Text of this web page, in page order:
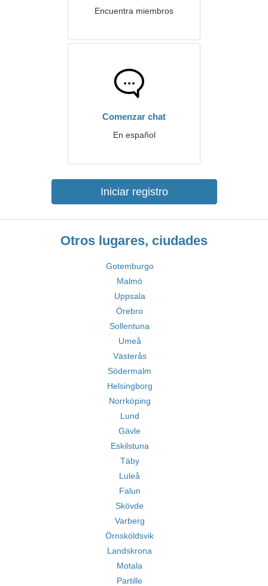
Encuentra miembros
Comenzar chat
En español
Iniciar registro
Otros lugares, ciudades
Gotemburgo
Malmö
Uppsala
Örebro
Sollentuna
Umeå
Västerås
Södermalm
Helsingborg
Norrköping
Lund
Gävle
Eskilstuna
Täby
Luleå
Falun
Skövde
Varberg
Örnsköldsvik
Landskrona
Motala
Partille